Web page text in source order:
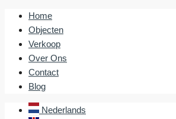
Home
Objecten
Verkoop
Over Ons
Contact
Blog
Nederlands